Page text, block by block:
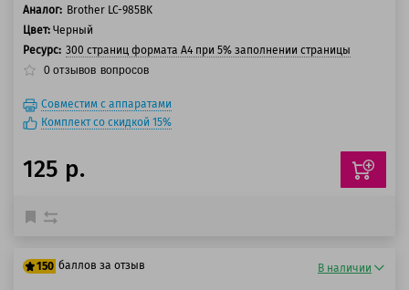
Аналог: Brother LC-985BK
Цвет: Черный
Ресурс: 300 страниц формата А4 при 5% заполнении страницы
0 отзывов вопросов
Совместим с аппаратами
Комплект со скидкой 15%
125 р.
150 баллов за отзыв В наличии